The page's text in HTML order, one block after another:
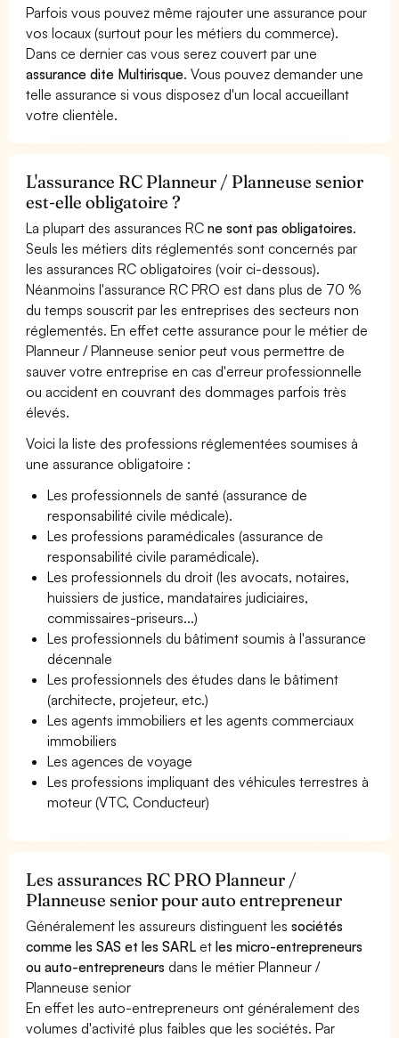
Parfois vous pouvez même rajouter une assurance pour
vos locaux (surtout pour les métiers du commerce).
Dans ce dernier cas vous serez couvert par une
assurance dite Multirisque. Vous pouvez demander une
telle assurance si vous disposez d'un local accueillant
votre clientèle.
L'assurance RC Planneur / Planneuse senior
est-elle obligatoire ?
La plupart des assurances RCne sont pas obligatoires.
Seuls les métiers dits réglementés sont concernés par
les assurances RC obligatoires (voir ci-dessous).
Néanmoins l'assurance RC PRO est dans plus de 70 %
du temps souscrit par les entreprises des secteurs non
réglementés. En effet cette assurance pour le métier de
Planneur / Planneuse senior peut vous permettre de
sauver votre entreprise en cas d'erreur professionnelle
ou accident en couvrant des dommages parfois très
élevés.
Voici la liste des professions réglementées soumises à
une assurance obligatoire :
Les professionnels de santé (assurance de
responsabilité civile médicale).
Les professions paramédicales (assurance de
responsabilité civile paramédicale).
Les professionnels du droit (les avocats, notaires,
huissiers de justice, mandataires judiciaires,
commissaires-priseurs...)
Les professionnels du bâtiment soumis à l'assurance
décennale
Les professionnels des études dans le bâtiment
(architecte, projeteur, etc.)
Les agents immobiliers et les agents commerciaux
immobiliers
Les agences de voyage
Les professions impliquant des véhicules terrestres à
moteur (VTC, Conducteur)
Les assurances RC PRO Planneur /
Planneuse senior pour auto entrepreneur
Généralement les assureurs distinguent lessociétés
comme les SAS et les SARL etles micro-entrepreneurs
ou auto-entrepreneurs dans le métier Planneur /
Planneuse senior
En effet les auto-entrepreneurs ont généralement des
volumes d'activité plus faibles que les sociétés. Par